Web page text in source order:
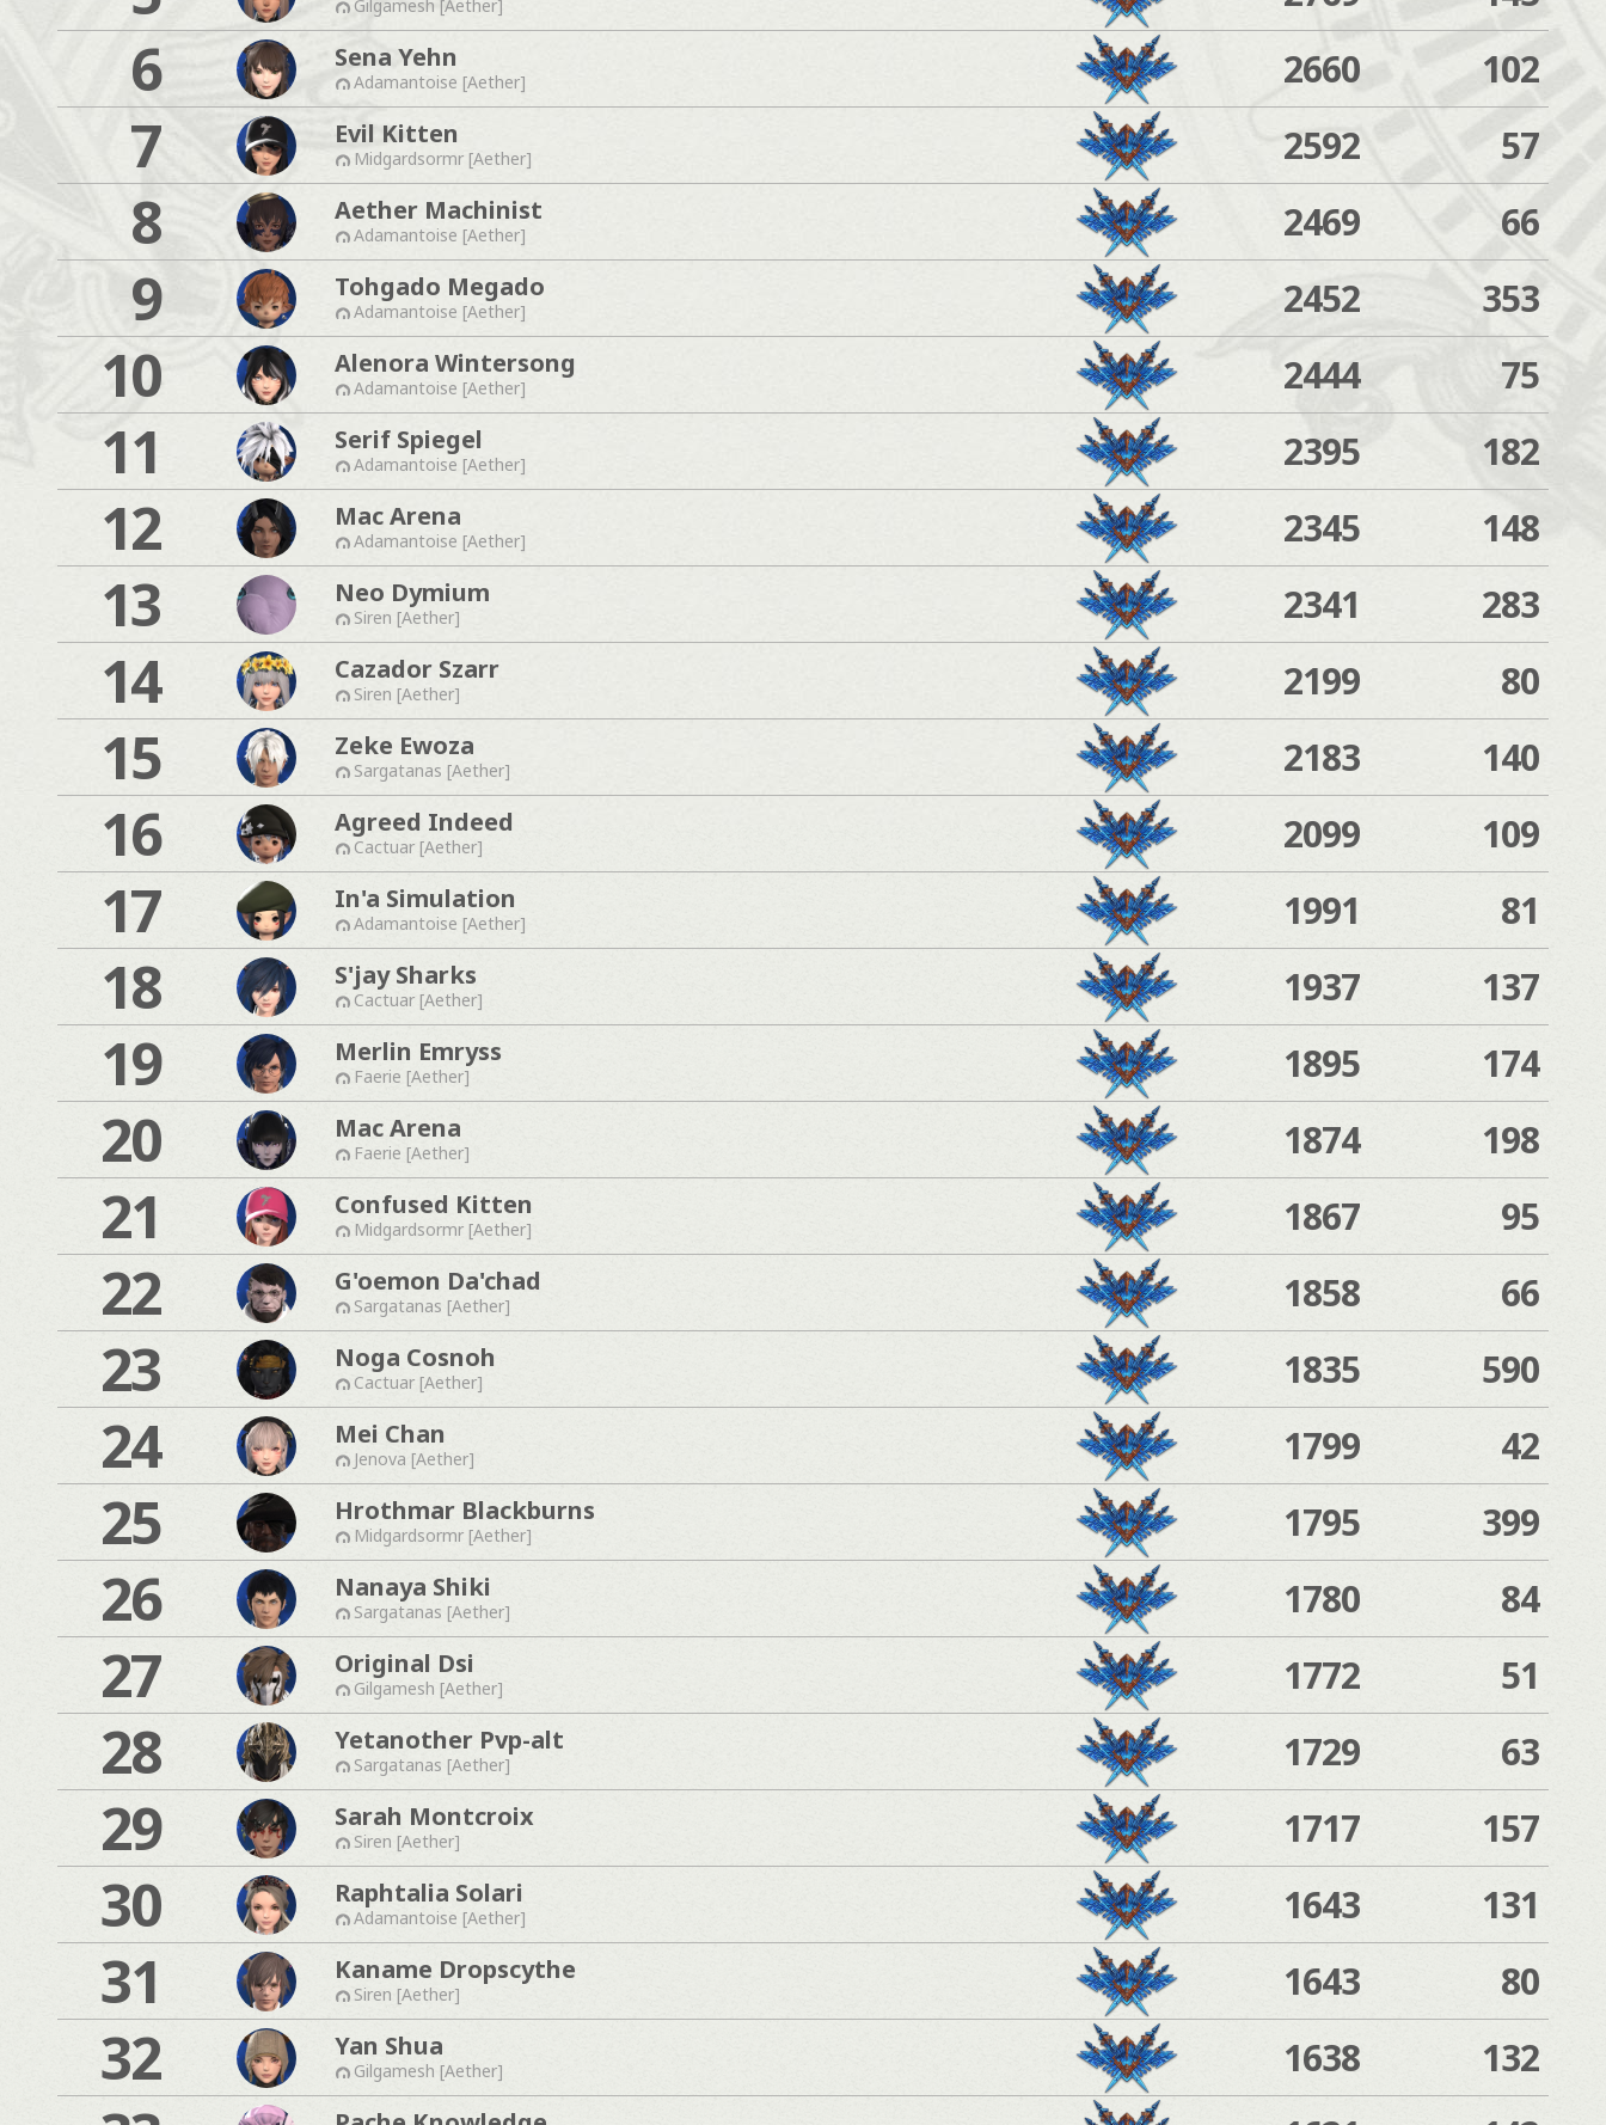
Gilgamesh [Aether]
6 Sena Yehn
Adamantoise [Aether] 2660 102
7 Evil Kitten
Midgardsormr [Aether] 2592 57
8 Aether Machinist
Adamantoise [Aether] 2469 66
9 Tohgado Megado
Adamantoise [Aether] 2452 353
10 Alenora Wintersong
Adamantoise [Aether] 2444 75
11 Serif Spiegel
Adamantoise [Aether] 2395 182
12 Mac Arena
Adamantoise [Aether] 2345 148
13 Neo Dymium
Siren [Aether] 2341 283
14 Cazador Szarr
Siren [Aether] 2199 80
15 Zeke Ewoza
Sargatanas [Aether] 2183 140
16 Agreed Indeed
Cactuar [Aether] 2099 109
17 In'a Simulation
Adamantoise [Aether] 1991 81
18 S'jay Sharks
Cactuar [Aether] 1937 137
19 Merlin Emryss
Faerie [Aether] 1895 174
20 Mac Arena
Faerie [Aether] 1874 198
21 Confused Kitten
Midgardsormr [Aether] 1867 95
22 G'oemon Da'chad
Sargatanas [Aether] 1858 66
23 Noga Cosnoh
Cactuar [Aether] 1835 590
24 Mei Chan
Jenova [Aether] 1799 42
25 Hrothmar Blackburns
Midgardsormr [Aether] 1795 399
26 Nanaya Shiki
Sargatanas [Aether] 1780 84
27 Original Dsi
Gilgamesh [Aether] 1772 51
28 Yetanother Pvp-alt
Sargatanas [Aether] 1729 63
29 Sarah Montcroix
Siren [Aether] 1717 157
30 Raphtalia Solari
Adamantoise [Aether] 1643 131
31 Kaname Dropscythe
Siren [Aether] 1643 80
32 Yan Shua
Gilgamesh [Aether] 1638 132